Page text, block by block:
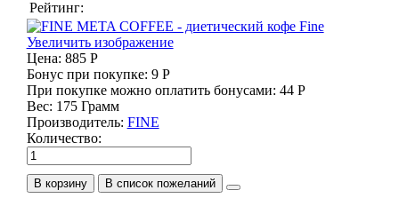
Рейтинг:
Увеличить изображение
Цена: 885 Р
Бонус при покупке: 9 Р
При покупке можно оплатить бонусами: 44 Р
Вес: 175 Грамм
Производитель: FINE
Количество:
В корзину